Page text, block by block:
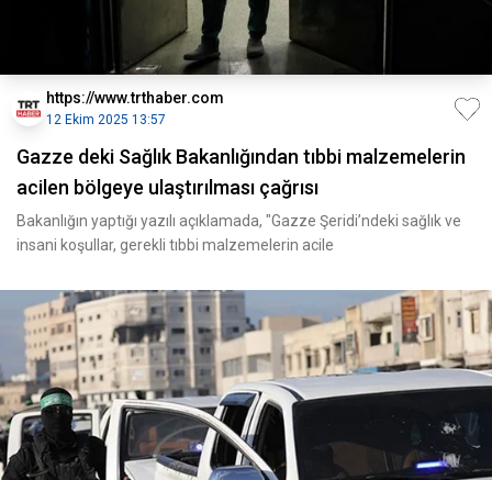
https://www.trthaber.com
12 Ekim 2025 13:57
Gazze deki Sağlık Bakanlığından tıbbi malzemelerin
acilen bölgeye ulaştırılması çağrısı
Bakanlığın yaptığı yazılı açıklamada, "Gazze Şeridi’ndeki sağlık ve
insani koşullar, gerekli tıbbi malzemelerin acile